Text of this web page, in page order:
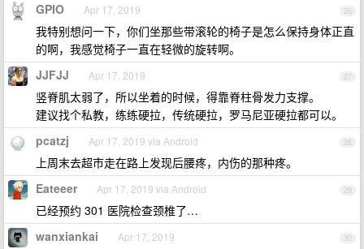
26
GPIO Apr 17, 2019
我特别想问一下，你们坐那些带滚轮的椅子是怎么保持身体正直
的啊，我感觉椅子一直在轻微的旋转啊。
27
JJFJJ Apr 17, 2019
竖脊肌太弱了，所以坐着的时候，得靠脊柱骨发力支撑。
建议找个私教，练练硬拉，传统硬拉，罗马尼亚硬拉都可以。
28
pcatzj Apr 17, 2019 via Android
上周末去超市走在路上发现后腰疼，内伤的那种疼。
29
Eateeer Apr 17, 2019 via Android
已经预约 301 医院检查颈椎了…
30
wanxiankai Apr 17, 2019